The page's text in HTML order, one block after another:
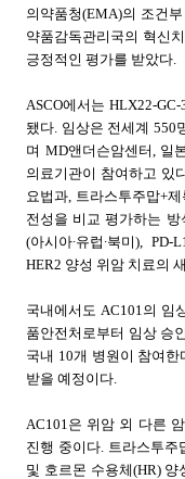
의약품청(EMA)의 조건
약품감독관리국의 혁신
긍정적인 평가를 받았다.
ASCO에서는 HLX22-GC-
됐다. 임상은 전세계 550
며 MD앤더슨암센터, 일
의료기관이 참여하고 있
요법과, 트라스투주맙+제
전성을 비교 평가하는
(아시아∙유럽 ∙북미), PD-
HER2 양성 위암 치료의
국내에서도 AC101의 임
품안전처로부터 임상 승
국내 10개 병원이 참여한
받을 예정이다.
AC101은 위암 외 다른
진행 중이다. 트라스투주
및 호르몬 수용체(HR) 양